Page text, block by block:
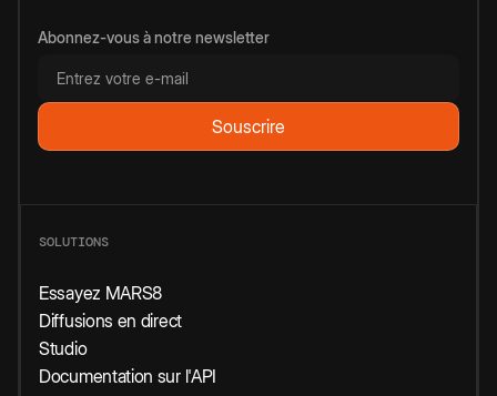
Abonnez-vous à notre newsletter
SOLUTIONS
Essayez MARS8
Diffusions en direct
Studio
Documentation sur l'API